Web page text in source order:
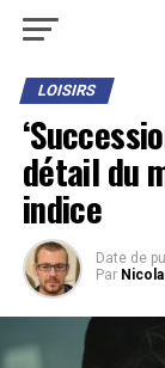
LOISIRS
détail du
indice
Date de
Par